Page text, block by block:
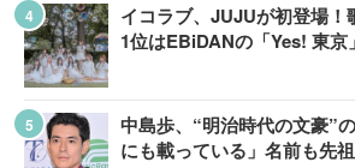
イコラブ、JUJUが初登場
1位はEBiDANの「Yes! 東京
中島歩、“明治時代の文豪”
にも載っている」名前も先